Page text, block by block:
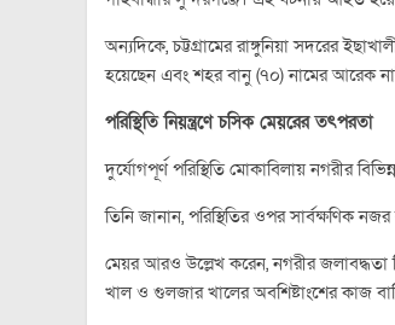
অন্যদিকে, চট্টগ্রামের রাঙ্গুনিয়া সদরের
হয়েছেন এবং শহর বানু (৭০) নামের আরেক
পরিস্থিতি নিয়ন্ত্রণে চসিক মেয়রের তৎপরতা
দুর্যোগপূর্ণ পরিস্থিতি মোকাবিলায় নগরীর
তিনি জানান, পরিস্থিতির ওপর সার্বক্ষণিক
মেয়র আরও উল্লেখ করেন, নগরীর
খাল ও গুলজার খালের অবশিষ্টাংশের কাজ